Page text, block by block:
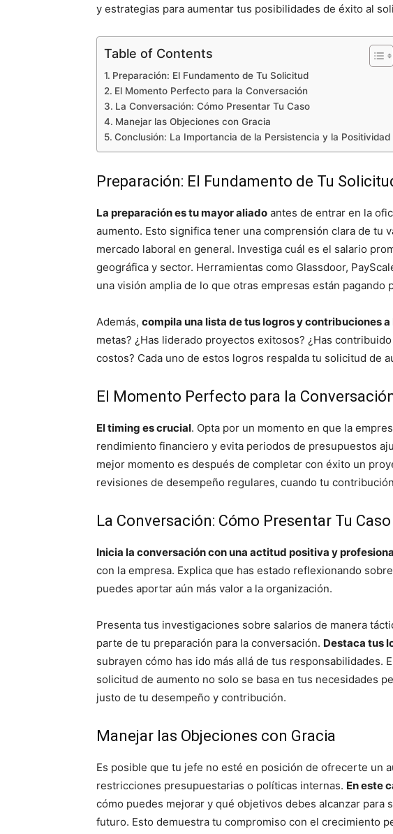
y estrategias para aumentar tus posibilidades de éxito al
Table of Contents
Preparación: El Fundamento de Tu Solicitud
El Momento Perfecto para la Conversación
La Conversación: Cómo Presentar Tu Caso
Manejar las Objeciones con Gracia
Conclusión: La Importancia de la Persistencia y la Positividad
Preparación: El Fundamento de Tu
La preparación es tu mayor aliado antes de entrar en la
aumento. Esto significa tener una comprensión clara de tu
mercado laboral en general. Investiga cuál es el salario
geográfica y sector. Herramientas como Glassdoor,
una visión amplia de lo que otras empresas están pagando
Además, compila una lista de tus logros y contribuciones a
metas? ¿Has liderado proyectos exitosos? ¿Has
costos? Cada uno de estos logros respalda tu solicitud de
El Momento Perfecto para la
El timing es crucial. Opta por un momento en que la
rendimiento financiero y evita periodos de presupuestos
mejor momento es después de completar con éxito un
revisiones de desempeño regulares, cuando tu
La Conversación: Cómo Presentar Tu Caso
Inicia la conversación con una actitud positiva y
con la empresa. Explica que has estado reflexionando
puedes aportar aún más valor a la organización.
Presenta tus investigaciones sobre salarios de manera
parte de tu preparación para la conversación. Destaca tus
subrayen cómo has ido más allá de tus responsabilidades.
solicitud de aumento no solo se basa en tus necesidades
justo de tu desempeño y contribución.
Manejar las Objeciones con Gracia
Es posible que tu jefe no esté en posición de ofrecerte un
restricciones presupuestarias o políticas internas. En este
cómo puedes mejorar y qué objetivos debes alcanzar para
futuro. Esto demuestra tu compromiso con el crecimiento